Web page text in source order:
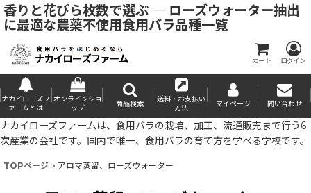
香りと花びら枚数で選ぶ ― ローズウォーター抽出
に最適な農薬不使用食用バラ品種一覧
カート ログイン
ナカイローズフ
ァームとは
オンラインショ
ップ
商品検索
送料・お支払い
方法
マイページ 問い合わせ
ナカイローズファームは、食用バラの栽培、加工、流通販売まで行う6
次産業の会社です。国内で唯一、食用バラの育て方を学べる学校です。
TOPページ > アロマ蒸留、ローズウォーター